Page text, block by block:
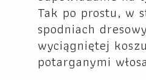
Tak po prostu, w
spodniach
wyciągniętej
potarganymi